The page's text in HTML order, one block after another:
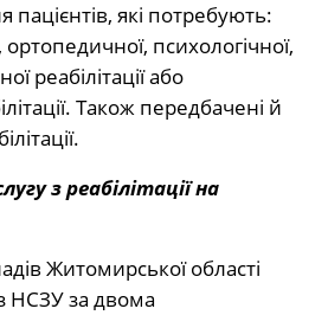
пацієнтів, які потребують:
ортопедичної, психологічної,
реабілітації або
Також передбачені й
з реабілітації на
Житомирської області
НСЗУ за двома